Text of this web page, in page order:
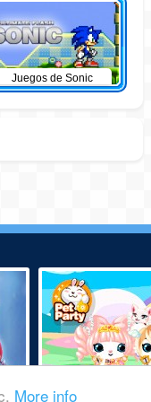
More info
Juegos de Sonic